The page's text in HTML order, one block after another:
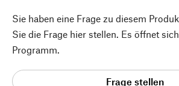
Sie haben eine Frage zu diesem
Sie die Frage hier stellen. Es öffnet
Programm.
Frage stellen